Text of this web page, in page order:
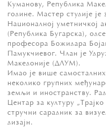
Куманову, Република
године. Мастер студије
Националној уметничкој
(Република Бугарскa),
професора Божидара
Памукчиевог. Члан је
Македоније (ДЛУМ).
Имао је више
неколико групних
земљи и иностранству.
Центар за културу
стручни сарадник за
дизајн.